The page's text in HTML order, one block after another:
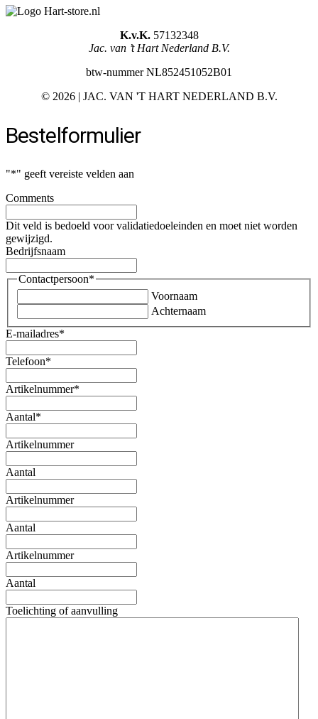
K.v.K.57132348
Jac. van ’t Hart Nederland B.V.
btw-nummer NL852451052B01
© 2026 | JAC. VAN 'T HART NEDERLAND B.V.
Bestelformulier
"*" geeft vereiste velden aan
Comments
Dit veld is bedoeld voor validatiedoeleinden en moet niet worden
gewijzigd.
Bedrijfsnaam
Contactpersoon*
Voornaam
Achternaam
E-mailadres*
Telefoon*
Artikelnummer*
Aantal*
Artikelnummer
Aantal
Artikelnummer
Aantal
Artikelnummer
Aantal
Toelichting of aanvulling